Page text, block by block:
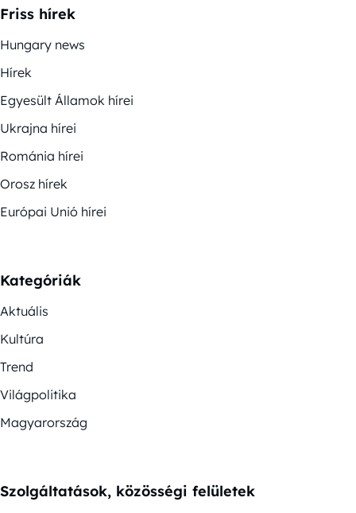
Friss hírek
Hungary news
Hírek
Egyesült Államok hírei
Ukrajna hírei
Románia hírei
Orosz hírek
Európai Unió hírei
Kategóriák
Aktuális
Kultúra
Trend
Világpolitika
Magyarország
Szolgáltatások, közösségi felületek